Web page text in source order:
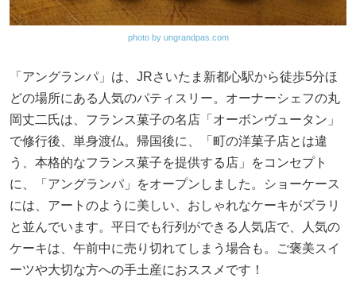
photo by ungrandpas.com
「アングランパ」は、JRさいたま新都心駅から徒歩5分ほ
どの場所にある人気のパティスリー。オーナーシェフの丸
岡丈二氏は、フランス菓子の名店「オーボンヴュータン」
で修行後、単身渡仏。帰国後に、「町の洋菓子店とは違
う、本格的なフランス菓子を提供する店」をコンセプト
に、「アングランパ」をオープンしました。ショーケース
には、アートのように美しい、おしゃれなケーキがズラリ
と並んでいます。平日でも行列ができる人気店で、人気の
ケーキは、午前中に売り切れてしまう場合も。ご褒美スイ
ーツや大切な方への手土産におススメです！